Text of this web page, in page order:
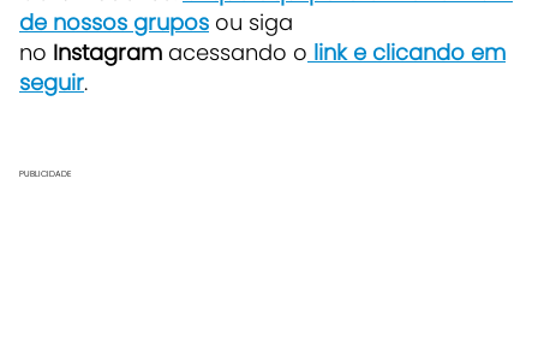
de nossos grupos ou siga
no Instagram acessando o link e clicando em
seguir.
PUBLICIDADE